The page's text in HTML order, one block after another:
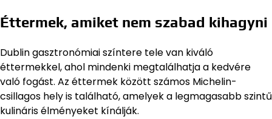
Éttermek, amiket nem szabad kihagyni
Dublin gasztronómiai színtere tele van kiváló
éttermekkel, ahol mindenki megtalálhatja a kedvére
való fogást. Az éttermek között számos Michelin-
csillagos hely is található, amelyek a legmagasabb szintű
kulináris élményeket kínálják.